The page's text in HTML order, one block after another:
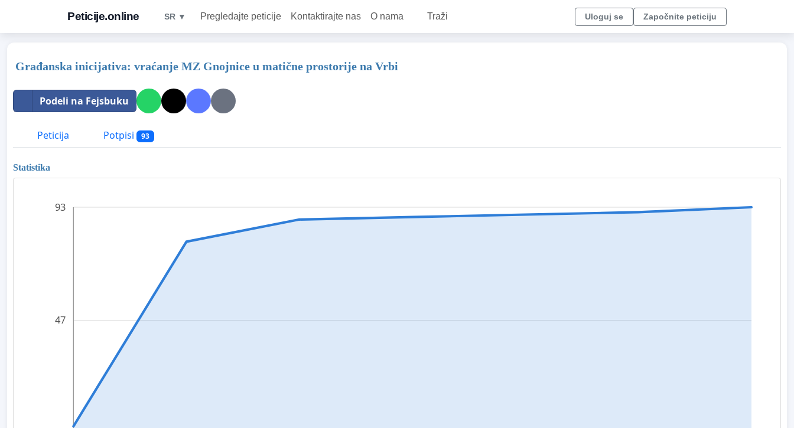
Peticije.online SR ▼ Pregledajte peticije Kontaktirajte nas O nama Traži Uloguj se Započnite peticiju
Građanska inicijativa: vraćanje MZ Gnojnice u matične prostorije na Vrbi
Podeli na Fejsbuku
Peticija Potpisi 93
Statistika
47
93